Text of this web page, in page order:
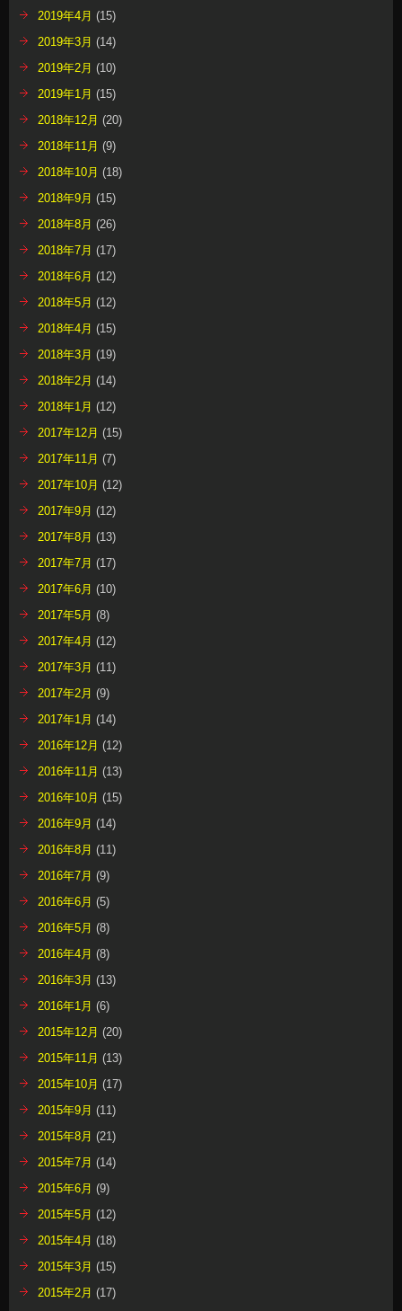
2019年4月 (15)
2019年3月 (14)
2019年2月 (10)
2019年1月 (15)
2018年12月 (20)
2018年11月 (9)
2018年10月 (18)
2018年9月 (15)
2018年8月 (26)
2018年7月 (17)
2018年6月 (12)
2018年5月 (12)
2018年4月 (15)
2018年3月 (19)
2018年2月 (14)
2018年1月 (12)
2017年12月 (15)
2017年11月 (7)
2017年10月 (12)
2017年9月 (12)
2017年8月 (13)
2017年7月 (17)
2017年6月 (10)
2017年5月 (8)
2017年4月 (12)
2017年3月 (11)
2017年2月 (9)
2017年1月 (14)
2016年12月 (12)
2016年11月 (13)
2016年10月 (15)
2016年9月 (14)
2016年8月 (11)
2016年7月 (9)
2016年6月 (5)
2016年5月 (8)
2016年4月 (8)
2016年3月 (13)
2016年1月 (6)
2015年12月 (20)
2015年11月 (13)
2015年10月 (17)
2015年9月 (11)
2015年8月 (21)
2015年7月 (14)
2015年6月 (9)
2015年5月 (12)
2015年4月 (18)
2015年3月 (15)
2015年2月 (17)